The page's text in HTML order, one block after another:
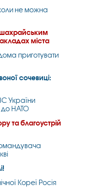
не можна
шахрайським
міста
приготувати
сочевиці:
України
до НАТО
та благоустрій
Кореї Росія